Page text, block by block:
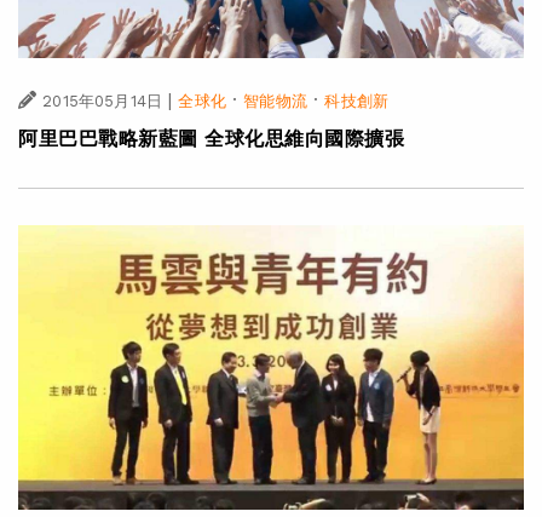
2015年05月14日 | 全球化·智能物流·科技創新
阿里巴巴戰略新藍圖 全球化思維向國際擴張